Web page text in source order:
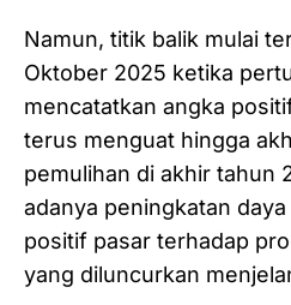
Namun, titik balik mulai
Oktober 2025 ketika
mencatatkan angka
terus menguat hingga
pemulihan di akhir tahun
adanya peningkatan
positif pasar terhadap
yang diluncurkan